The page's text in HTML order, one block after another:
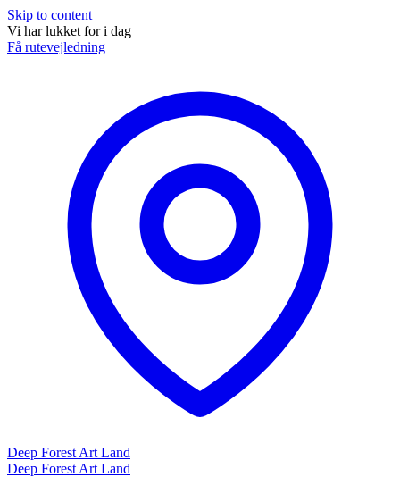
Skip to content
Vi har lukket for i dag
Få rutevejledning
Deep Forest Art Land
Deep Forest Art Land